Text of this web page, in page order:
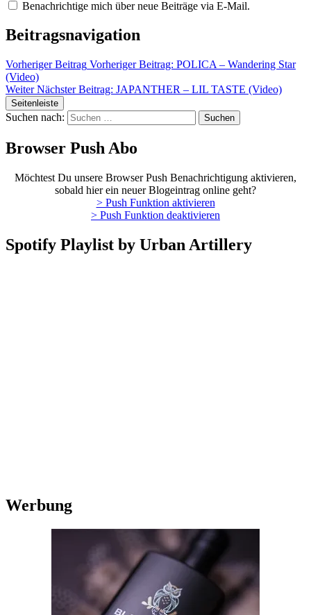
Benachrichtige mich über neue Beiträge via E-Mail.
Beitragsnavigation
Vorheriger Beitrag Vorheriger Beitrag: POLICA – Wandering Star
(Video)
Weiter Nächster Beitrag: JAPANTHER – LIL TASTE (Video)
Seitenleiste
Suchen nach:
Browser Push Abo
Möchtest Du unsere Browser Push Benachrichtigung aktivieren,
sobald hier ein neuer Blogeintrag online geht?
> Push Funktion aktivieren
> Push Funktion deaktivieren
Spotify Playlist by Urban Artillery
Werbung